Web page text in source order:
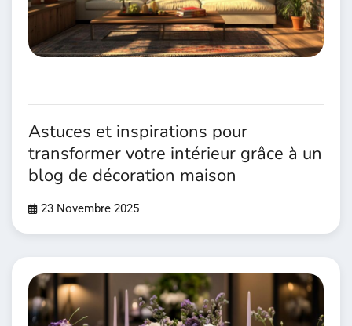
Astuces et inspirations pour
transformer votre intérieur grâce à un
blog de décoration maison
23 Novembre 2025